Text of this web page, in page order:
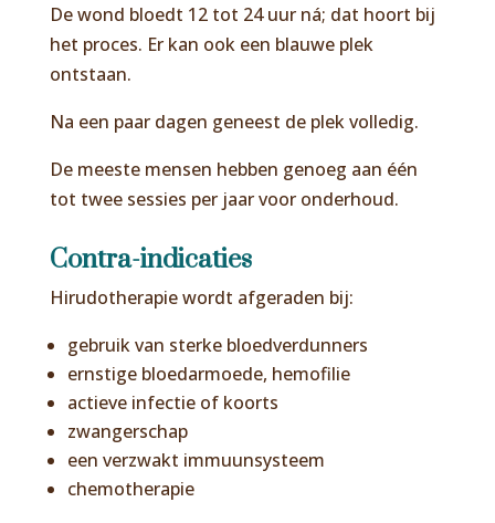
De wond bloedt 12 tot 24 uur ná; dat hoort bij
het proces. Er kan ook een blauwe plek
ontstaan.
Na een paar dagen geneest de plek volledig.
De meeste mensen hebben genoeg aan één
tot twee sessies per jaar voor onderhoud.
Contra-indicaties
Hirudotherapie wordt afgeraden bij:
gebruik van sterke bloedverdunners
ernstige bloedarmoede, hemofilie
actieve infectie of koorts
zwangerschap
een verzwakt immuunsysteem
chemotherapie